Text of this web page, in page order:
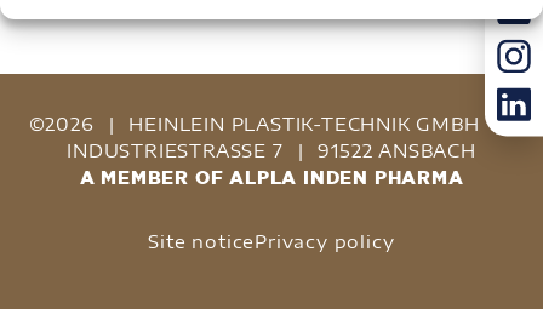
©2026 | HEINLEIN PLASTIK-TECHNIK GMBH
|
INDUSTRIESTRASSE 7
| 91522 ANSBACH
A MEMBER OF ALPLA INDEN PHARMA
Site noticePrivacy policy